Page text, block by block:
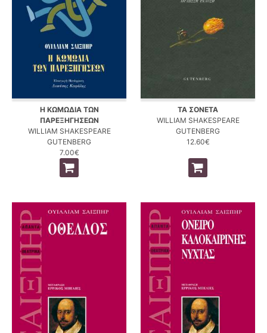
Η ΚΩΜΩΔΙΑ ΤΩΝ
ΠΑΡΕΞΗΓΗΣΕΩΝ
WILLIAM SHAKESPEARE
GUTENBERG
7.00€
ΤΑ ΣΟΝΕΤΑ
WILLIAM SHAKESPEARE
GUTENBERG
12.60€